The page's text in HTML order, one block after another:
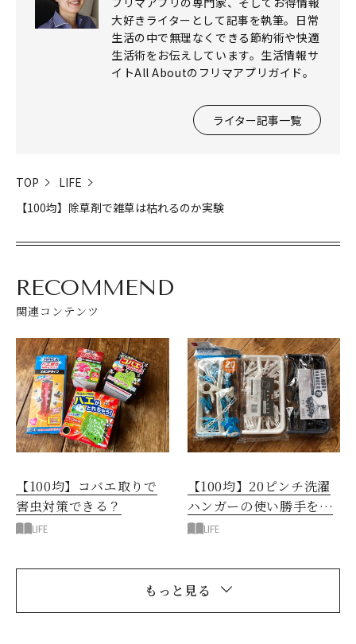
大好きライターとして記事を執筆。日常
生活の中で無理なくできる節約術や快適
生活術をお伝えしています。生活情報サ
イトAll Aboutのフリマアプリガイド。
ライター記事一覧
TOP
LIFE
【100均】除草剤で雑草は枯れるのか実験
RECOMMEND
関連コンテンツ
【100均】コバエ取りで
害虫対策できる？
LIFE
【100均】20ピンチ洗濯
ハンガーの使い勝手を比
較 LIFE
もっと見る